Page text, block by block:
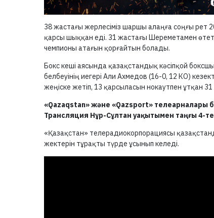
38 жастағы жерлесіміз шаршы алаңға соңғы
қарсы шыққан еді. 31 жастағы Шереметамен
чемпионы атағын қорғайтын болады.
Бокс кеші аясында қазақстандық кәсіпқой
белбеуінің иегері Али Ахмедов (16-0, 12 КО)
жеңіске жетіп, 13 қарсыласын нокаутпен ұтқан
«Qazaqstan» және «Qazsport» телеарналары
Трансляция Нұр-Сұлтан уақытымен таңғы 4-
«Қазақстан» телерадиокорпорациясы
жектерін тұрақты түрде ұсынып келеді.